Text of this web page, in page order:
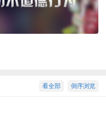
倒序浏览
看全部